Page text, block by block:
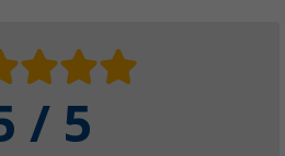
/ 5